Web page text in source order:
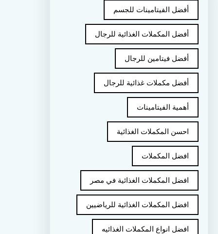
أفضل الفيتامينات للجسم
أفضل المكملات الغذائية للرجال
أفضل فيتامين للرجال
أفضل مكملات غذائية للرجال
أهمية الفيتامينات
احسن المكملات الغذائية
افضل المكملات
افضل المكملات الغذائية في مصر
افضل المكملات الغذائية للرياضيين
افضل انواع المكملات الغذائيه